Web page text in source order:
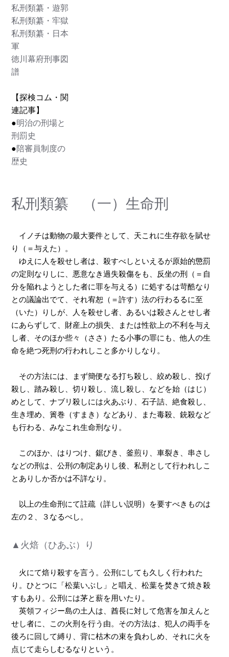
私刑類纂・遊郭
私刑類纂・牢獄
私刑類纂・日本
軍
徳川幕府刑事図
譜
【探検コム・関
連記事】
●明治の刑場と
刑罰史
●陪審員制度の
歴史
私刑類纂 （一）生命刑
イノチは動物の最大要件として、天これに生存欲を賦せ
り（＝与えた）。
ゆえに人を殺せし者は、殺すべしといえるが原始的懲罰
の定則なりしに、悪意なき過失殺傷をも、反坐の刑（＝自
分を陥れようとした者に罪を与える）に処するは苛酷なり
との議論出でて、それ宥恕（＝許す）法の行わるるに至
（いた）りしが、人を殺せし者、あるいは殺さんとせし者
にあらずして、財産上の損失、または性欲上の不利を与え
し者、そのほか些々（ささ）たる小事の罪にも、他人の生
命を絶つ死刑の行われしこと多かりしなり。
その方法には、まず簡便なる打ち殺し、絞め殺し、投げ
殺し、踏み殺し、切り殺し、流し殺し、などを始（はじ）
めとして、ナブリ殺しには火あぶり、石子詰、絶食殺し、
生き埋め、簀巻（すまき）などあり、また毒殺、銃殺など
も行わる、みなこれ生命刑なり。
このほか、はりつけ、鋸びき、釜煎り、車裂き、串さし
などの刑は、公刑の制定ありし後、私刑として行われしこ
とありしか否かは不詳なり。
以上の生命刑にて註疏（詳しい説明）を要すべきものは
左の２、３なるべし。
▲火焙（ひあぶ）り
火にて焙り殺すを言う。公刑にしても久しく行われた
り。ひとつに「松葉いぶし」と唱え、松葉を焚きて焼き殺
すもあり。公刑には茅と薪を用いたり。
英領フィジー島の土人は、酋長に対して危害を加えんと
せし者に、この火刑を行う由。その方法は、犯人の両手を
後ろに回して縛り、背に枯木の束を負わしめ、それに火を
点じて走らしむるなりという。